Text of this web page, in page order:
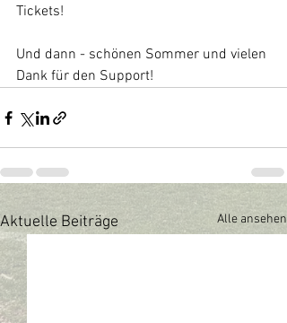
Tickets!
Und dann - schönen Sommer und vielen
Dank für den Support!
Aktuelle Beiträge Alle ansehen